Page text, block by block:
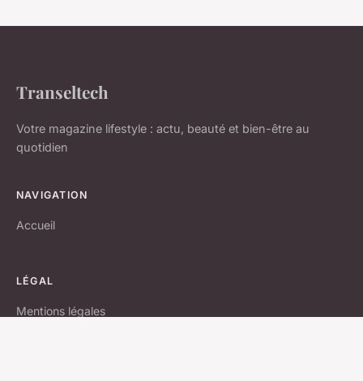
Transeltech
Votre magazine lifestyle : actu, beauté et bien-être au
quotidien
NAVIGATION
Accueil
LÉGAL
Mentions légales